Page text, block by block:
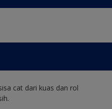
cat dari kuas dan rol